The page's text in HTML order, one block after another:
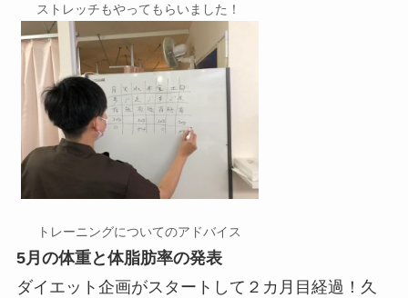
ストレッチもやってもらいました！
トレーニングについてのアドバイス
5月の体重と体脂肪率の発表
ダイエット企画がスタートして２カ月目経過！久